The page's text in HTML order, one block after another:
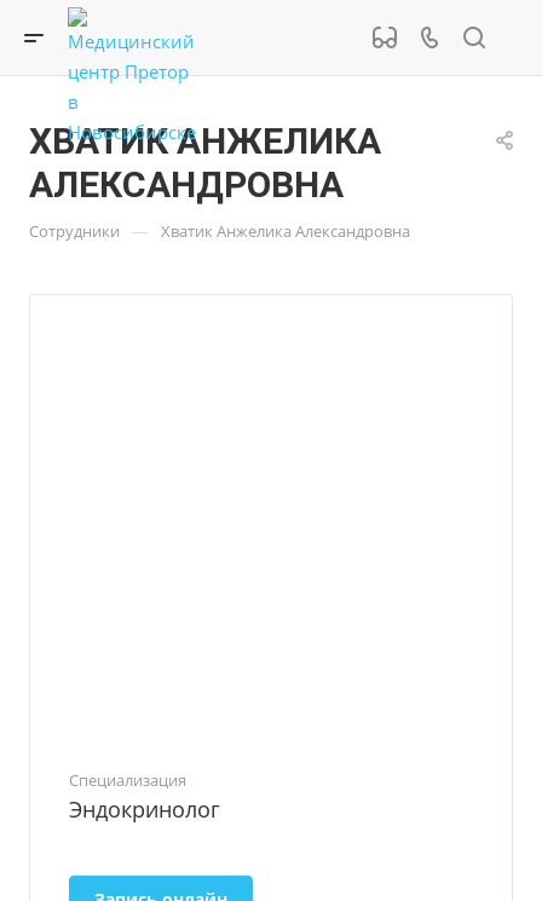
ХВАТИК АНЖЕЛИКА
АЛЕКСАНДРОВНА
Сотрудники — Хватик Анжелика Александровна
Специализация
Эндокринолог